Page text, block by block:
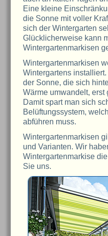
Eine kleine
die Sonne mit voller
sich der Wintergarten
Glücklicherweise kann
Wintergartenmarkisen
Wintergartenmarkisen
Wintergartens
der Sonne, die sich
Wärme umwandelt, erst
Damit spart man sich
Belüftungssystem,
abführen muss.
Wintergartenmarkisen
und Varianten. Wir
Wintergartenmarkise
Sie uns.